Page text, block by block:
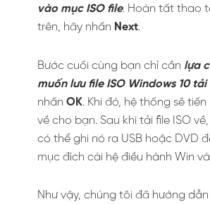
vào mục ISO file. Hoàn tất thao
trên, hãy nhấn Next.
Bước cuối cùng bạn chỉ cần lựa
muốn lưu file ISO Windows 10 tải
nhấn OK. Khi đó, hệ thống sẽ
về cho bạn. Sau khi tải file ISO
có thể ghi nó ra USB hoặc DVD
mục đích cài hệ điều hành Win
Như vậy, chúng tôi đã hướng